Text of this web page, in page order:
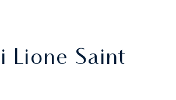
Lione Saint